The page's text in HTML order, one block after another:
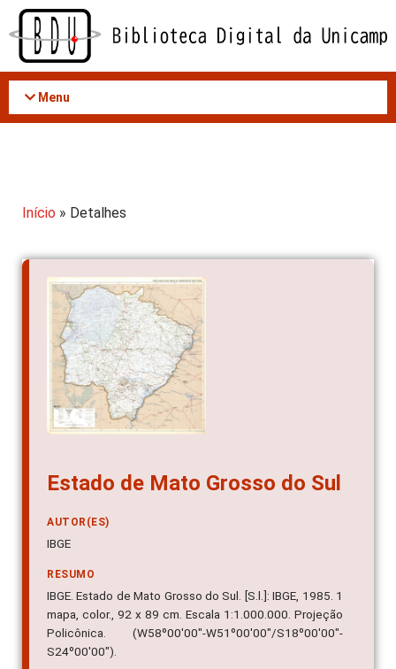
Acessar
conteúdo
Menu
Início » Detalhes
Estado de Mato Grosso do Sul
AUTOR(ES)
IBGE
RESUMO
IBGE. Estado de Mato Grosso do Sul. [S.l.]: IBGE, 1985. 1
mapa, color., 92 x 89 cm. Escala 1:1.000.000. Projeção
Policônica. (W58º00'00"-W51º00'00"/S18º00'00"-
S24º00'00").